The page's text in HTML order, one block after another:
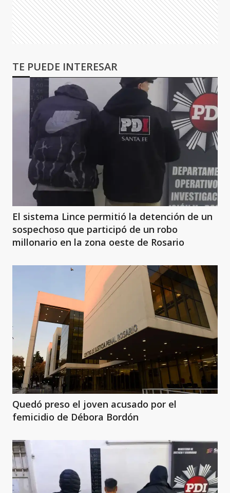
TE PUEDE INTERESAR
El sistema Lince permitió la detención de un
sospechoso que participó de un robo
millonario en la zona oeste de Rosario
Quedó preso el joven acusado por el
femicidio de Débora Bordón